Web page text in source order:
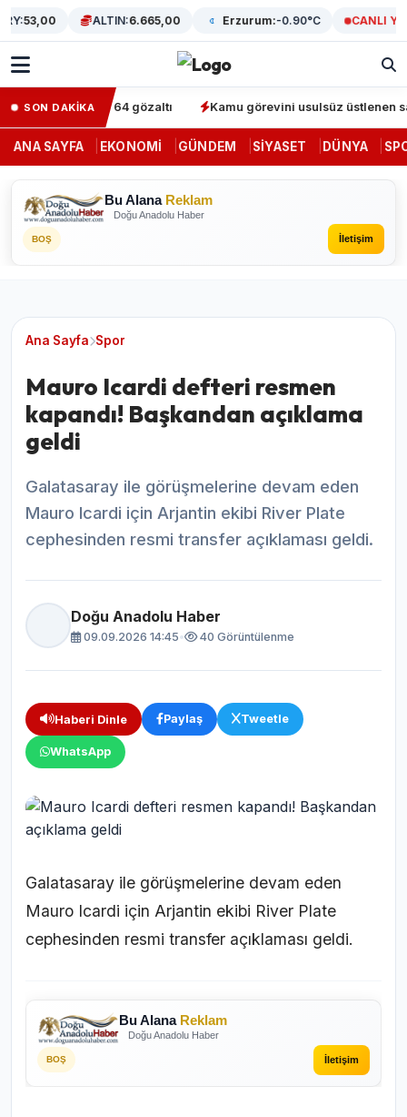
53,00 ALTIN:6.665,00 Erzurum:-0.90°C CANLI
SON DAKİKA64 gözaltı Kamu görevini usulsüz üstlenen
ANA SAYFA EKONOMI GÜNDEM SIYASET DÜNYA
Bu Alana Reklam
Doğu Anadolu Haber
BOŞ İletişim
Ana Sayfa Spor
Mauro Icardi defteri resmen
kapandı! Başkandan açıklama
geldi
Galatasaray ile görüşmelerine devam eden
Mauro Icardi için Arjantin ekibi River Plate
cephesinden resmi transfer açıklaması geldi.
Doğu Anadolu Haber
09.09.2026 14:45• 40 Görüntülenme
Haberi Dinle Paylaş Tweetle
WhatsApp
Galatasaray ile görüşmelerine devam eden
Mauro Icardi için Arjantin ekibi River Plate
cephesinden resmi transfer açıklaması geldi.
Bu Alana Reklam
Doğu Anadolu Haber
BOŞ İletişim